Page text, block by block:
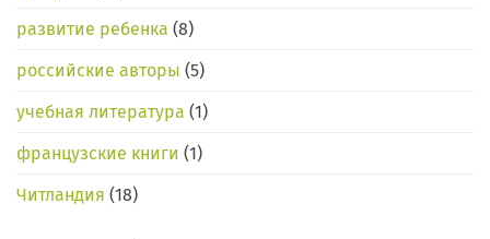
развитие ребенка (8)
российские авторы (5)
учебная литература (1)
французские книги (1)
Читландия (18)